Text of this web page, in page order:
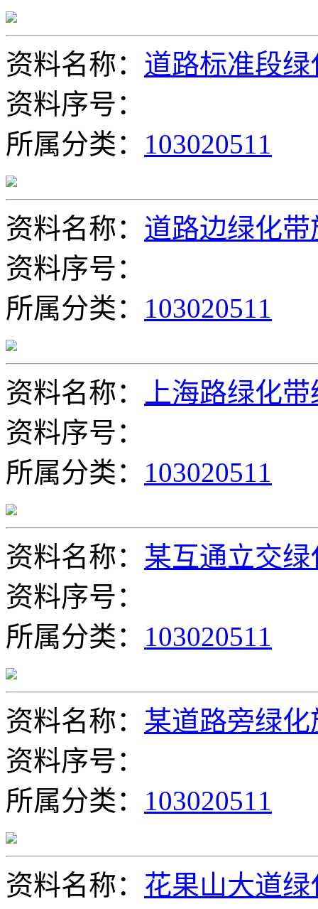
资料名称： 道路标准段绿
资料序号：
所属分类： 103020511
资料名称： 道路边绿化
资料序号：
所属分类： 103020511
资料名称：
上海路绿化
资料序号：
所属分类： 103020511
资料名称： 某互通立交
资料序号：
所属分类： 103020511
资料名称： 某道路旁绿
资料序号：
所属分类： 103020511
资料名称： 花果山大道